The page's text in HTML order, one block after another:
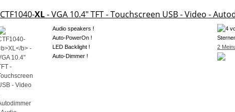
CTF1040-XL- VGA 10.4" TFT - Touchscreen USB - Video -
Audio speakers !
Auto-PowerOn !
LED Backlight !
Auto-Dimmer !
2